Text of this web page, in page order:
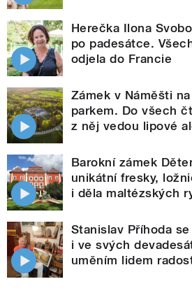
Herečka Ilona
po padesátce.
odjela do Francie
Zámek v Náměšti
parkem. Do všech
z něj vedou lipové
Barokní zámek
unikátní fresky,
i děla maltézských
Stanislav Příhoda
i ve svých
uměním lidem